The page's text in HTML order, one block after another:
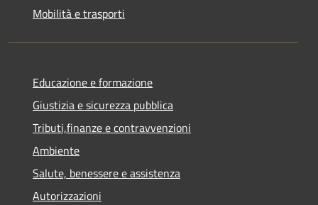
Mobilità e trasporti
Educazione e formazione
Giustizia e sicurezza pubblica
Tributi,finanze e contravvenzioni
Ambiente
Salute, benessere e assistenza
Autorizzazioni